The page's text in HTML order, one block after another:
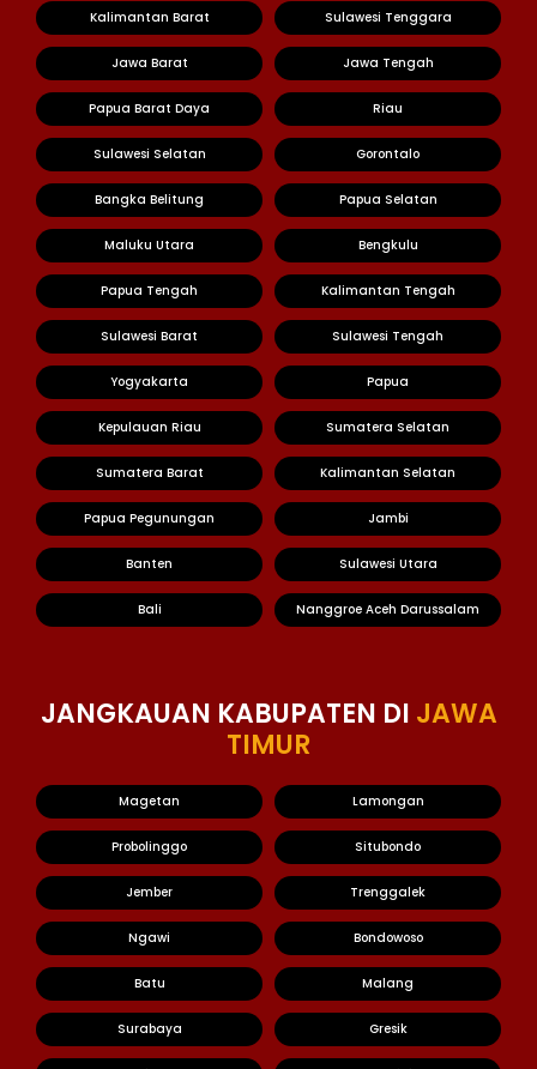
Kalimantan Barat Sulawesi Tenggara
Jawa Barat Jawa Tengah
Papua Barat Daya Riau
Sulawesi Selatan Gorontalo
Bangka Belitung Papua Selatan
Maluku Utara Bengkulu
Papua Tengah Kalimantan Tengah
Sulawesi Barat Sulawesi Tengah
Yogyakarta Papua
Kepulauan Riau Sumatera Selatan
Sumatera Barat Kalimantan Selatan
Papua Pegunungan Jambi
Banten Sulawesi Utara
Bali Nanggroe Aceh Darussalam
JANGKAUAN KABUPATEN DI JAWA
TIMUR
Magetan Lamongan
Probolinggo Situbondo
Jember Trenggalek
Ngawi Bondowoso
Batu Malang
Surabaya Gresik